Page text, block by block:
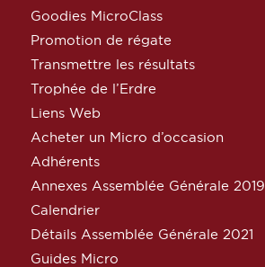
Goodies MicroClass
Promotion de régate
Transmettre les résultats
Trophée de l’Erdre
Liens Web
Acheter un Micro d’occasion
Adhérents
Annexes Assemblée Générale 2019
Calendrier
Détails Assemblée Générale 2021
Guides Micro